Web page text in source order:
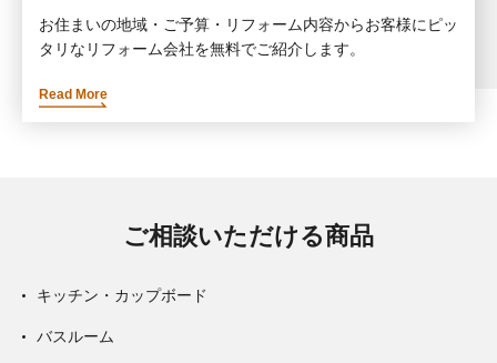
お住まいの地域・ご予算・リフォーム内容からお客様にピッ
タリなリフォーム会社を無料でご紹介します。
Read More
ご相談いただける商品
キッチン・カップボード
バスルーム